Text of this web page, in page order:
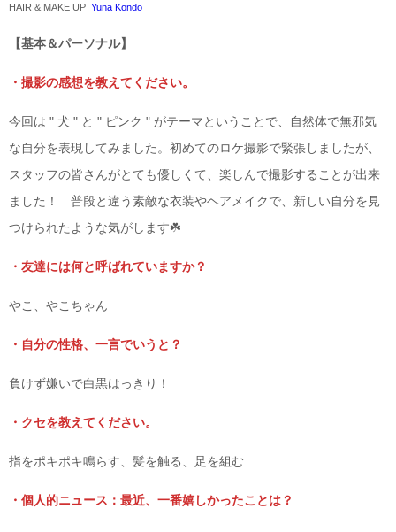
HAIR & MAKE UP_ Yuna Kondo
【基本＆パーソナル】
・撮影の感想を教えてください。
今回は " 犬 " と " ピンク " がテーマということで、自然体で無邪気
な自分を表現してみました。初めてのロケ撮影で緊張しましたが、
スタッフの皆さんがとても優しくて、楽しんで撮影することが出来
ました！ 普段と違う素敵な衣装やヘアメイクで、新しい自分を見
つけられたような気がします☘️
・友達には何と呼ばれていますか？
やこ、やこちゃん
・自分の性格、一言でいうと？
負けず嫌いで白黒はっきり！
・クセを教えてください。
指をポキポキ鳴らす、髪を触る、足を組む
・個人的ニュース：最近、一番嬉しかったことは？